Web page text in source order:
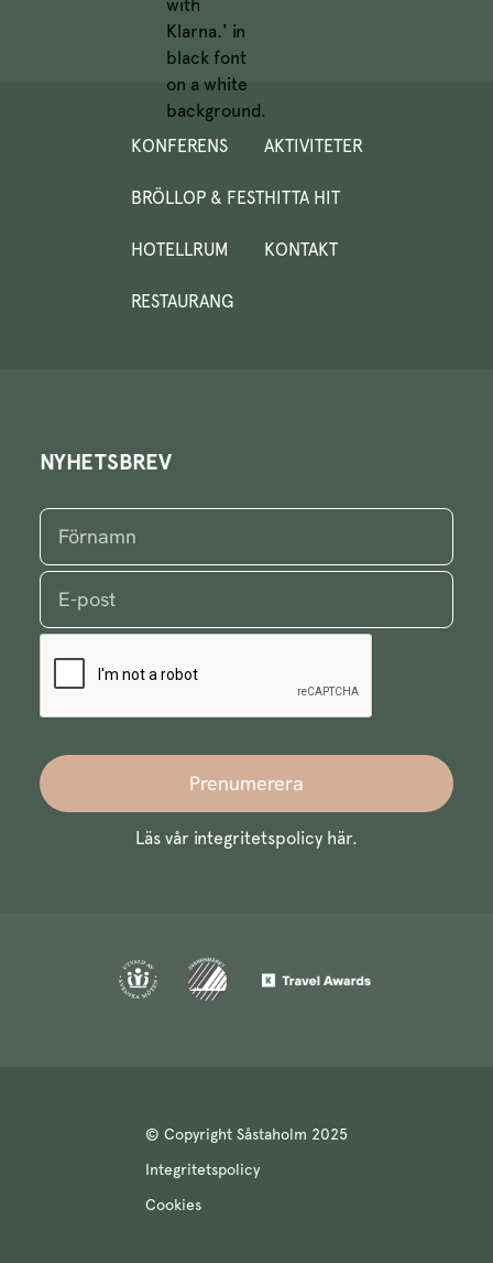
KONFERENS
BRÖLLOP & FEST
HOTELLRUM
RESTAURANG
AKTIVITETER
HITTA HIT
KONTAKT
NYHETSBREV
Prenumerera
Läs vår integritetspolicy här.
© Copyright Såstaholm 2025
Integritetspolicy
Cookies